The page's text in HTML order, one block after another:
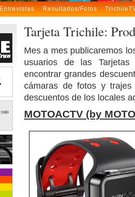
Entrevistas Resultados/Fotos
Tarjeta Trichile:
Mes a mes publicaremos
usuarios de las Tarjetas
encontrar grandes
cámaras de fotos y
descuentos de los locales
MOTOACTV (by